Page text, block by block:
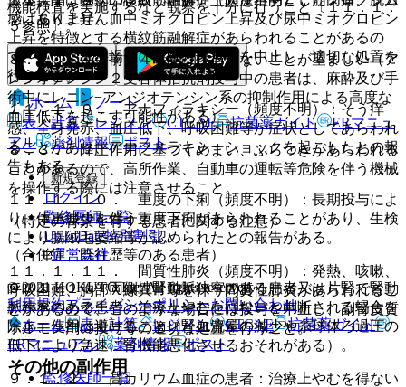
機能検査を実施するなど観察を十分に行うこと〔１１．１．
５参照〕。
８．２． 手術前２４時間は投与しないことが望ましい（ア
ンジオテンシン２受容体拮抗剤投与中の患者は、麻酔及び手
術中にレニン−アンジオテンシン系の抑制作用による高度な
血圧低下を起こす可能性がある）。
８．３． 降圧作用に基づくめまい、ふらつきがあらわれる
ことがあるので、高所作業、自動車の運転等危険を伴う機械
を操作する際には注意させること。
（特定の背景を有する患者に関する注意）
（合併症・既往歴等のある患者）
９．１．１． 両側性腎動脈狭窄のある患者又は片腎で腎動
脈狭窄のある患者：治療上やむを得ないと判断される場合を
除き、使用は避けること（腎血流量の減少や糸球体ろ過圧の
低下により急速に腎機能悪化させるおそれがある）。
９．１．２． 高カリウム血症の患者：治療上やむを得ない
感、ＣＫ上昇、血中ミオグロビン上昇及び尿中ミオグロビン
上昇を特徴とする横紋筋融解症があらわれることがあるの
で、このような場合には直ちに投与を中止し、適切な処置を
行うこと。
１１．１．９． アナフィラキシー（頻度不明）：そう痒
感、全身発赤、血圧低下、呼吸困難等が症状としてあらわれ
ることがあり、アナフィラキシーショックを起こしたとの報
告もある。
１１．１．１０． 重度の下痢（頻度不明）：長期投与によ
り、体重減少を伴う重度下痢があらわれることがあり、生検
により腸絨毛萎縮等が認められたとの報告がある。
１１．１．１１． 間質性肺炎（頻度不明）：発熱、咳嗽、
呼吸困難、胸部Ｘ線異常等を伴う間質性肺炎があらわれるこ
とがあるので、このような場合には投与を中止し、副腎皮質
ホルモン剤の投与等の適切な処置を行うこと。
その他の副作用
ではありません。
ホーム
ノート
表・計算
レジメン CTCAE 抗菌薬ガイド
ERマニュ
アル
薬剤情報 ポスト
新規登録
ログイン
監修医師一覧
UpToDate特別割引
運営会社
© 2021 HOKUTO Inc. All rights reserved.
利用規約プライバシーポリシーお問い合わせ
ホーム
表・計算 レジメン CTCAE
抗菌薬ガイド
ERマニュアル
薬剤情報 ポスト
監修医師一覧